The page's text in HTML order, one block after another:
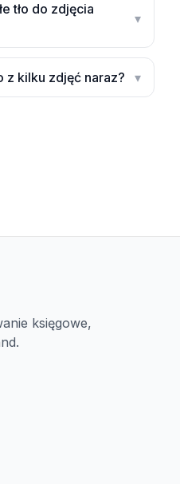
tło do zdjęcia
▾
z kilku zdjęć naraz? ▾
księgowe,